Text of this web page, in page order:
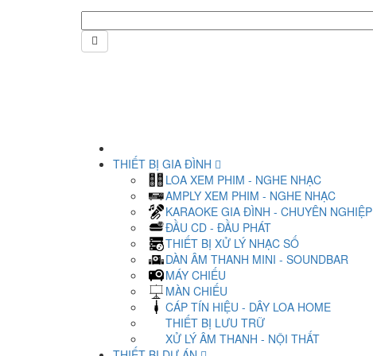
THIẾT BỊ GIA ĐÌNH
LOA XEM PHIM - NGHE NHẠC
AMPLY XEM PHIM - NGHE NHẠC
KARAOKE GIA ĐÌNH - CHUYÊN NGHIỆP
ĐẦU CD - ĐẦU PHÁT
THIẾT BỊ XỬ LÝ NHẠC SỐ
DÀN ÂM THANH MINI - SOUNDBAR
MÁY CHIẾU
MÀN CHIẾU
CÁP TÍN HIỆU - DÂY LOA HOME
THIẾT BỊ LƯU TRỮ
XỬ LÝ ÂM THANH - NỘI THẤT